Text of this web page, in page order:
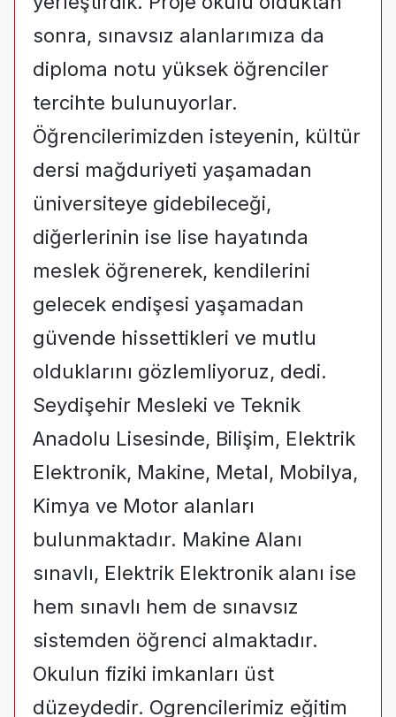
sonra, sınavsız alanlarımıza da
diploma notu yüksek öğrenciler
tercihte bulunuyorlar.
Öğrencilerimizden isteyenin, kültür
dersi mağduriyeti yaşamadan
üniversiteye gidebileceği,
diğerlerinin ise lise hayatında
meslek öğrenerek, kendilerini
gelecek endişesi yaşamadan
güvende hissettikleri ve mutlu
olduklarını gözlemliyoruz, dedi.
Seydişehir Mesleki ve Teknik
Anadolu Lisesinde, Bilişim, Elektrik
Elektronik, Makine, Metal, Mobilya,
Kimya ve Motor alanları
bulunmaktadır. Makine Alanı
sınavlı, Elektrik Elektronik alanı ise
hem sınavlı hem de sınavsız
sistemden öğrenci almaktadır.
Okulun fiziki imkanları üst
düzeydedir. Ogrencilerimiz eğitim